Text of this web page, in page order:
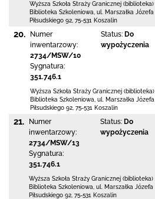
Wyższa Szkoła Straży Granicznej (biblioteka)
Biblioteka Szkoleniowa, ul. Marszałka Józefa
Piłsudskiego 92 75-531 Koszalin
20.
Numer
inwentarzowy:
2734/MSW/10
Sygnatura:
351.746.1
Status: Do
wypożyczenia
Wyższa Szkoła Straży Granicznej (biblioteka)
Biblioteka Szkoleniowa, ul. Marszałka Józefa
Piłsudskiego 92 75-531 Koszalin
21.
Numer
inwentarzowy:
2734/MSW/13
Sygnatura:
351.746.1
Status: Do
wypożyczenia
Wyższa Szkoła Straży Granicznej (biblioteka)
Biblioteka Szkoleniowa, ul. Marszałka Józefa
Piłsudskiego 92 75-531 Koszalin